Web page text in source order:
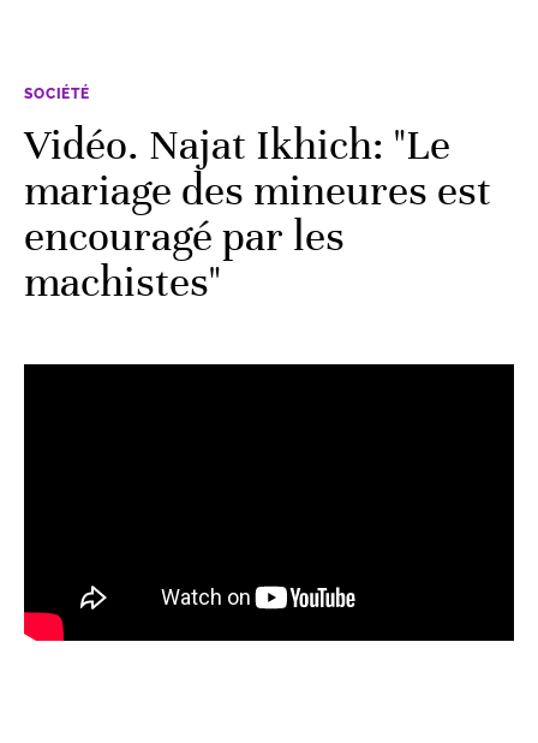
SOCIÉTÉ
Vidéo. Najat Ikhich: "Le
mariage des mineures est
encouragé par les
machistes"